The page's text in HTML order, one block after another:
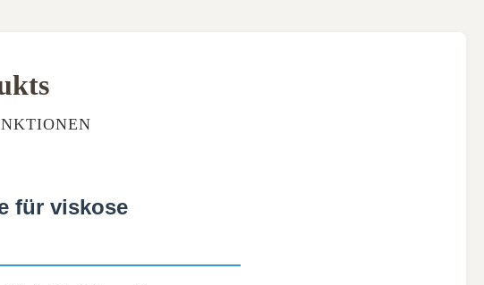
für viskose